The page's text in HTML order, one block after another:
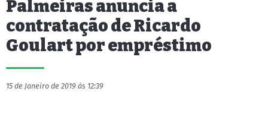
Palmeiras anuncia a
contratação de Ricardo
Goulart por empréstimo
15 de Janeiro de 2019 às 12:39